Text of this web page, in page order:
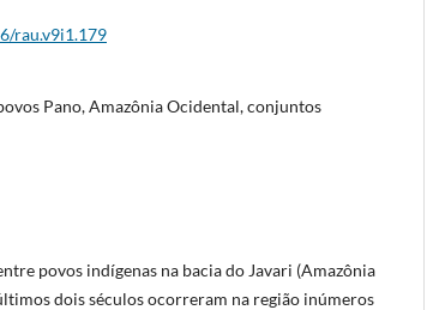
rau.v9i1.179
Pano, Amazônia Ocidental, conjuntos
povos indígenas na bacia do Javari (Amazônia
dois séculos ocorreram na região inúmeros